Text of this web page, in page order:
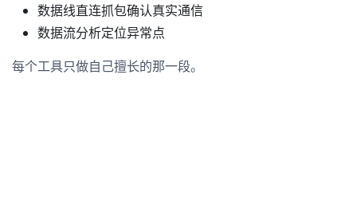
数据线直连抓包确认真实通信
数据流分析定位异常点
每个工具只做自己擅长的那一段。